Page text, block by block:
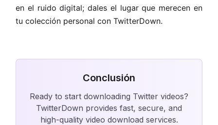
en el ruido digital; dales el lugar que merecen en
tu colección personal con TwitterDown.
Conclusión
Ready to start downloading Twitter videos?
TwitterDown provides fast, secure, and
high-quality video download services.